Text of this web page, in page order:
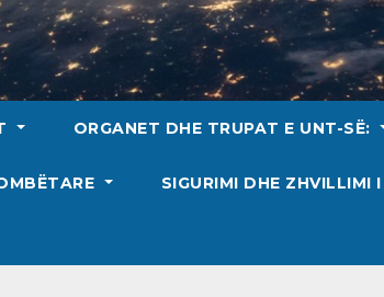
ORGANET DHE TRUPAT E UNT-SË:
SIGURIMI DHE ZHVILLIMI